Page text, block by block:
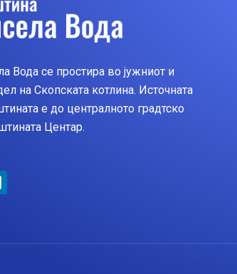
Вода се простира во јужниот и
на Скопската котлина. Источната
е до централното градтско
Центар.